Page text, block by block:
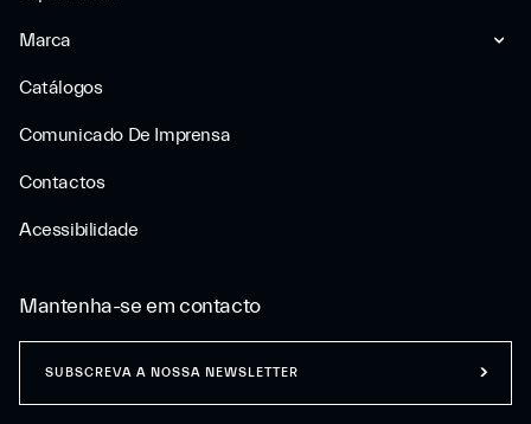
Marca
Catálogos
Comunicado De Imprensa
Contactos
Acessibilidade
Mantenha-se em contacto
SUBSCREVA A NOSSA NEWSLETTER